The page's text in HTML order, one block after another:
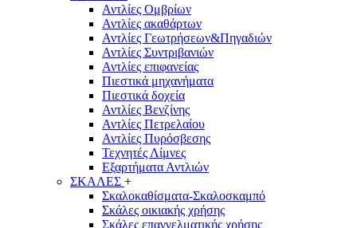
Αντλίες Ομβρίων
Αντλίες ακαθάρτων
Αντλίες Γεωτρήσεων&Πηγαδιών
Αντλίες Συντριβανιών
Αντλίες επιφανείας
Πιεστικά μηχανήματα
Πιεστικά δοχεία
Αντλίες Βενζίνης
Αντλίες Πετρελαίου
Αντλίες Πυρόσβεσης
Τεχνητές Λίμνες
Εξαρτήματα Αντλιών
ΣΚΑΛΕΣ +
Σκαλοκαθίσματα-Σκαλοσκαμπό
Σκάλες οικιακής χρήσης
Σκάλες επαγγελματικής χρήσης